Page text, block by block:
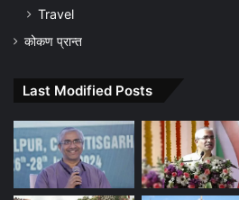
Travel
कोकण प्रान्त
Last Modified Posts